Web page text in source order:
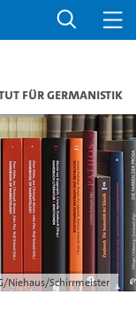
für Germanistik
Niehaus/Schirrmeister